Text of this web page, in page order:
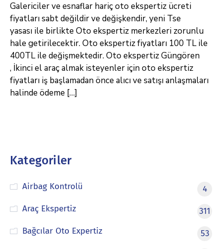
Galericiler ve esnaflar hariç oto ekspertiz ücreti
fiyatları sabt değildir ve değişkendir, yeni Tse
yasası ile birlikte Oto ekspertiz merkezleri zorunlu
hale getirilecektir. Oto ekspertiz fiyatları 100 TL ile
400TL ile değişmektedir. Oto ekspertiz Güngören
, İkinci el araç almak isteyenler için oto ekspertiz
fiyatları iş başlamadan önce alıcı ve satışı anlaşmaları
halinde ödeme […]
Kategoriler
Airbag Kontrolü
4
Araç Ekspertiz
311
Bağcılar Oto Expertiz
53